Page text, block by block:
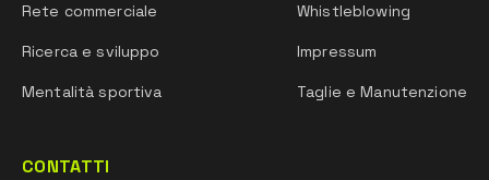
Rete commerciale
Ricerca e sviluppo
Mentalità sportiva
Whistleblowing
Impressum
Taglie e Manutenzione
CONTATTI